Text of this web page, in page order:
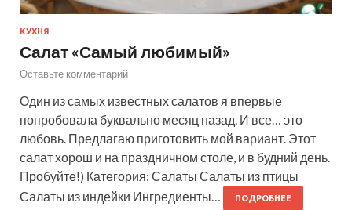
КУХНЯ
Салат «Самый любимый»
Оставьте комментарий
Один из самых известных салатов я впервые
попробовала буквально месяц назад. И все… это
любовь. Предлагаю приготовить мой вариант. Этот
салат хорош и на праздничном столе, и в будний день.
Пробуйте!) Категория: Салаты Салаты из птицы
Салаты из индейки Ингредиенты…
ПОДРОБНЕЕ